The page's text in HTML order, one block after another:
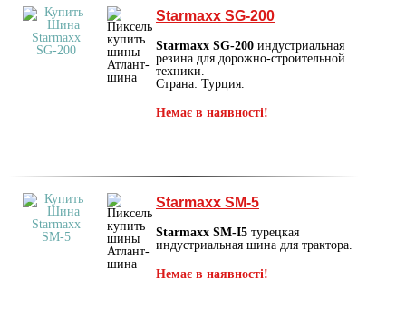
Starmaxx SG-200
Starmaxx SG-200 индустриальная
резина для дорожно-строительной
техники.
Страна: Турция.
Немає в наявності!
Starmaxx SM-5
Starmaxx SM-I5 турецкая
индустриальная шина для трактора.
Немає в наявності!